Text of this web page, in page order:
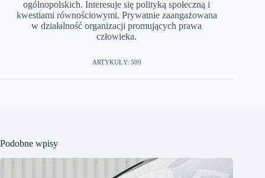
ogólnopolskich. Interesuje się polityką społeczną i
kwestiami równościowymi. Prywatnie zaangażowana
w działalność organizacji promujących prawa
człowieka.
ARTYKUŁY: 509
Podobne wpisy